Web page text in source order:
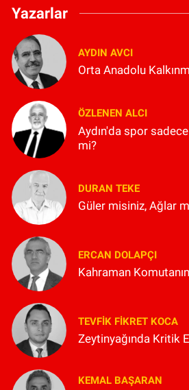
Yazarlar
AYDIN AVCI
Orta Anadolu
ÖZLENEN ALCI
Aydın'da spor
mi?
DURAN TEKE
Güler misiniz, Ağlar
ERCAN DOLAPÇI
Kahraman
TEVFIK FIKRET KOCA
Zeytinyağında Kritik
KEMAL BAŞARAN